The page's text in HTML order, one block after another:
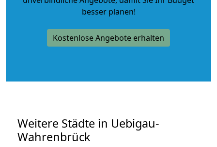
besser planen!
Kostenlose Angebote erhalten
Weitere Städte in Uebigau-
Wahrenbrück